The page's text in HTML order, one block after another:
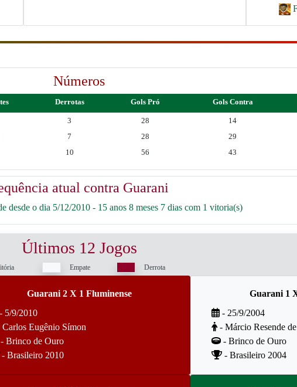
Números
Derrotas Gols Pró Gols Contra
3 28 14
7 28 29
10 56 43
atual contra Guarani
desde o dia 5/12/2010 - 15 anos 8 meses 7 dias com 1 vitoria(s)
Últimos 12 Jogos
Empate Derrota
Guarani 2 X 1 Fluminense
- 5/9/2010
Eugênio Símon
- Brinco de Ouro
- Brasileiro 2010
Guarani 1
- 25/9/2004
- Márcio Resende
- Brinco de Ouro
- Brasileiro 2004